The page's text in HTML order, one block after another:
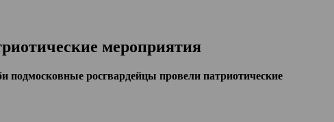
мероприятия
подмосковные росгвардейцы провели патриотические